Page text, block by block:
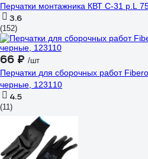
Перчатки монтажника КВТ С-31 р.L
3.6
(152)
66 ₽ /шт
Перчатки для сборочных работ
черные, 123110
4.5
(11)